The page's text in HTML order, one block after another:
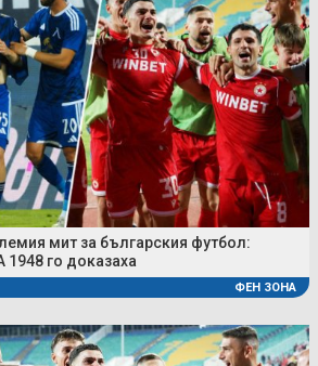
мит за българския футбол:
го доказаха
ФЕН ЗОНА